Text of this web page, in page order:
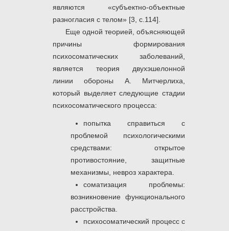
являются «субъектно-объектные
разногласия с телом» [3, с.114].
Еще одной теорией, объясняющей
причины формирования
психосоматических заболеваний,
является теория двухэшелонной
линии обороны А. Митчерлиха,
который выделяет следующие стадии
психосоматического процесса:
попытка справиться с
проблемой психологическими
средствами: открытое
противостояние, защитные
механизмы, невроз характера.
соматизация проблемы:
возникновение функционального
расстройства.
психосоматический процесс с